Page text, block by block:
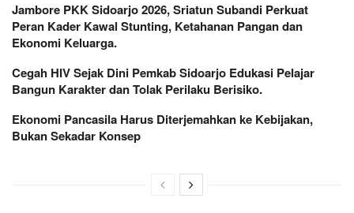
Jambore PKK Sidoarjo 2026, Sriatun Subandi Perkuat
Peran Kader Kawal Stunting, Ketahanan Pangan dan
Ekonomi Keluarga.
Cegah HIV Sejak Dini Pemkab Sidoarjo Edukasi Pelajar
Bangun Karakter dan Tolak Perilaku Berisiko.
Ekonomi Pancasila Harus Diterjemahkan ke Kebijakan,
Bukan Sekadar Konsep